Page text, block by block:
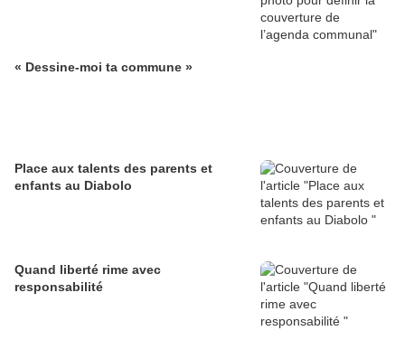
« Dessine-moi ta commune »
Place aux talents des parents et
enfants au Diabolo
Quand liberté rime avec
responsabilité